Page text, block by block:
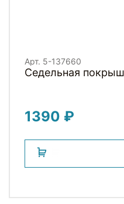
Арт. 5-137660
1390 ₽